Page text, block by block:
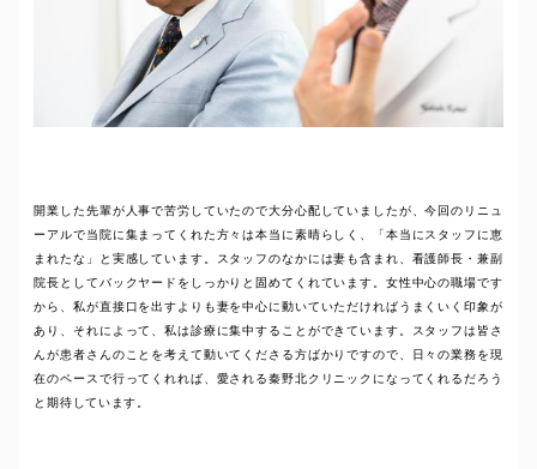
開業した先輩が人事で苦労していたので大分心配していましたが、今回のリニュ
ーアルで当院に集まってくれた方々は本当に素晴らしく、「本当にスタッフに恵
まれたな」と実感しています。スタッフのなかには妻も含まれ、看護師長・兼副
院長としてバックヤードをしっかりと固めてくれています。女性中心の職場です
から、私が直接口を出すよりも妻を中心に動いていただければうまくいく印象が
あり、それによって、私は診療に集中することができています。スタッフは皆さ
んが患者さんのことを考えて動いてくださる方ばかりですので、日々の業務を現
在のペースで行ってくれれば、愛される秦野北クリニックになってくれるだろう
と期待しています。